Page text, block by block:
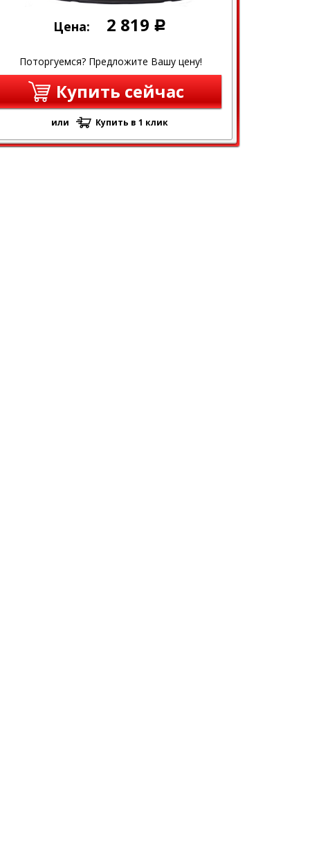
Цена: 2 819 Р
Поторгуемся? Предложите Вашу цену!
Купить сейчас
или Купить в 1 клик